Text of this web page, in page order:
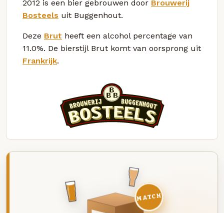
2012 is een bier gebrouwen door Brouwerij
Bosteels uit Buggenhout.
Deze Brut heeft een alcohol percentage van
11.0%. De bierstijl Brut komt van oorsprong uit
Frankrijk.
MATCH